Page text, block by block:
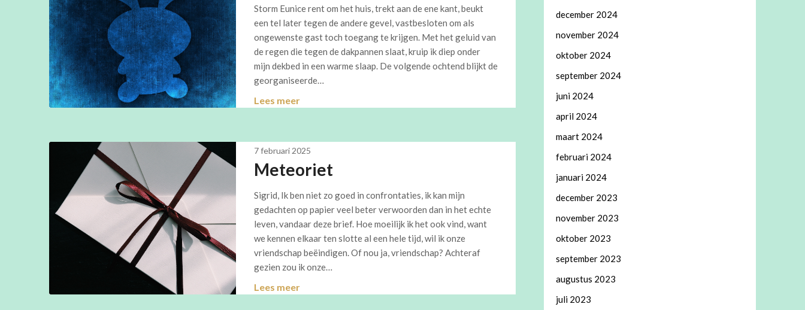
Storm Eunice rent om het huis, trekt aan de ene kant, beukt
een tel later tegen de andere gevel, vastbesloten om als
ongewenste gast toch toegang te krijgen. Met het geluid van
de regen die tegen de dakpannen slaat, kruip ik diep onder
mijn dekbed in een warme slaap. De volgende ochtend blijkt de
georganiseerde…
Lees meer
7 februari 2025
Meteoriet
Sigrid, Ik ben niet zo goed in confrontaties, ik kan mijn
gedachten op papier veel beter verwoorden dan in het echte
leven, vandaar deze brief. Hoe moeilijk ik het ook vind, want
we kennen elkaar ten slotte al een hele tijd, wil ik onze
vriendschap beëindigen. Of nou ja, vriendschap? Achteraf
gezien zou ik onze…
Lees meer
december 2024
november 2024
oktober 2024
september 2024
juni 2024
april 2024
maart 2024
februari 2024
januari 2024
december 2023
november 2023
oktober 2023
september 2023
augustus 2023
juli 2023